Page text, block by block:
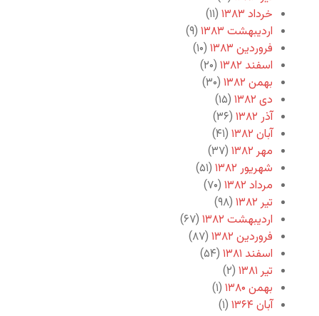
خرداد ۱۳۸۳
(۱۱)
اردیبهشت ۱۳۸۳
(۹)
فروردین ۱۳۸۳
(۱۰)
اسفند ۱۳۸۲
(۲۰)
بهمن ۱۳۸۲
(۳۰)
دی ۱۳۸۲
(۱۵)
آذر ۱۳۸۲
(۳۶)
آبان ۱۳۸۲
(۴۱)
مهر ۱۳۸۲
(۳۷)
شهریور ۱۳۸۲
(۵۱)
مرداد ۱۳۸۲
(۷۰)
تیر ۱۳۸۲
(۹۸)
اردیبهشت ۱۳۸۲
(۶۷)
فروردین ۱۳۸۲
(۸۷)
اسفند ۱۳۸۱
(۵۴)
تیر ۱۳۸۱
(۲)
بهمن ۱۳۸۰
(۱)
آبان ۱۳۶۴
(۱)